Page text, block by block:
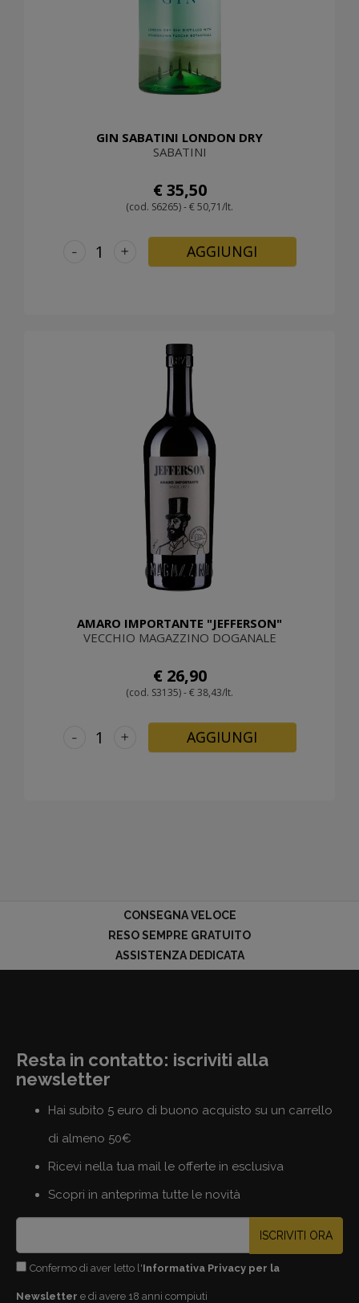
GIN SABATINI LONDON DRY
SABATINI
€ 35,50
(cod. S6265) - € 50,71/lt.
+
- AGGIUNGI
AMARO IMPORTANTE "JEFFERSON"
VECCHIO MAGAZZINO DOGANALE
€ 26,90
(cod. S3135) - € 38,43/lt.
+
- AGGIUNGI
CONSEGNA VELOCE
RESO SEMPRE GRATUITO
ASSISTENZA DEDICATA
Resta in contatto: iscriviti alla
newsletter
Hai subito 5 euro di buono acquisto su un carrello
di almeno 50€
Ricevi nella tua mail le offerte in esclusiva
Scopri in anteprima tutte le novità
ISCRIVITI ORA
Confermo di aver letto l'Informativa Privacy per la
Newsletter e di avere 18 anni compiuti